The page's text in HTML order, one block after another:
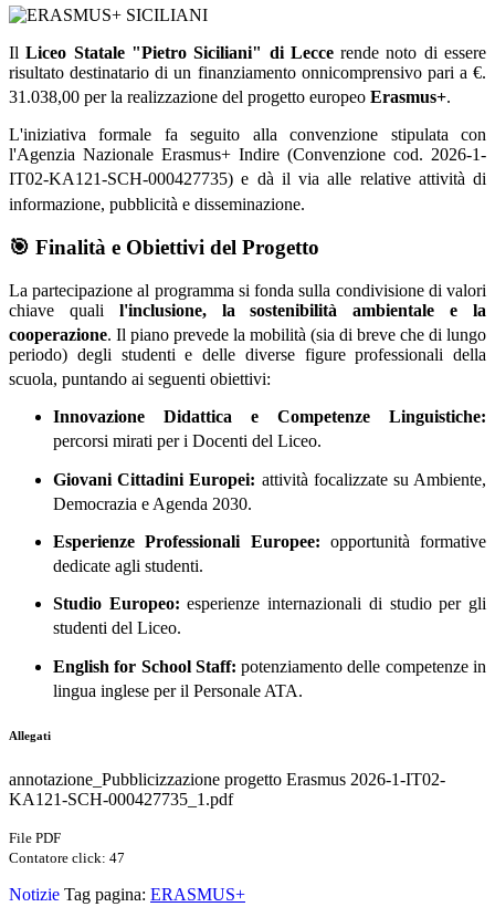
IlLiceo Statale "Pietro Siciliani" di Leccerende noto di essere
risultato destinatario di un finanziamento onnicomprensivo pari a €.
31.038,00 per la realizzazione del progetto europeo Erasmus+.
L'iniziativa formale fa seguito alla convenzione stipulata con
l'Agenzia Nazionale Erasmus+ Indire (Convenzione cod. 2026-1-
IT02-KA121-SCH-000427735)e dà il via alle relative attività di
informazione, pubblicità e disseminazione.
🎯 Finalità e Obiettivi del Progetto
La partecipazione al programma si fonda sulla condivisione di valori
chiave quali l'inclusione, la sostenibilità ambientale e la
cooperazione. Il piano prevede la mobilità (sia di breve che di lungo
periodo) degli studenti e delle diverse figure professionali della
scuola, puntando ai seguenti obiettivi:
Innovazione Didattica e Competenze Linguistiche:
percorsi mirati per i Docenti del Liceo.
Giovani Cittadini Europei: attività focalizzate su Ambiente,
Democrazia e Agenda 2030.
Esperienze Professionali Europee: opportunità formative
dedicate agli studenti.
Studio Europeo: esperienze internazionali di studio per gli
studenti del Liceo.
English for School Staff: potenziamento delle competenze in
lingua inglese per il Personale ATA.
Allegati
annotazione_Pubblicizzazione progetto Erasmus 2026-1-IT02-
KA121-SCH-000427735_1.pdf
File PDF
Contatore click: 47
Notizie Tag pagina: ERASMUS+